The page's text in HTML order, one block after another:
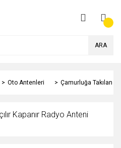
ARA
Oto Antenleri Çamurluğa Takılan
Kapanır Radyo Anteni